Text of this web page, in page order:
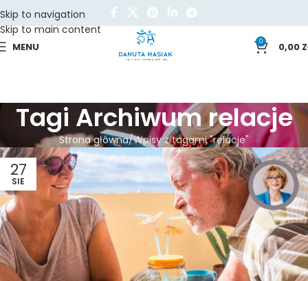
Skip to navigation
Skip to main content
MENU 0 0,00
Tagi Archiwum relacje
Strona główna Wpisy z tagami "relacje"
27
SIE